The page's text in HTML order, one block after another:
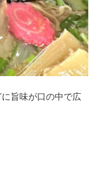
旨味が口の中で広